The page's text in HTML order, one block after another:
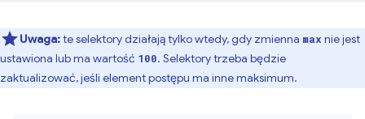
Uwaga:te selektory działają tylko wtedy, gdy zmienna max nie jest
ustawiona lub ma wartość 100. Selektory trzeba będzie
zaktualizować, jeśli element postępu ma inne maksimum.